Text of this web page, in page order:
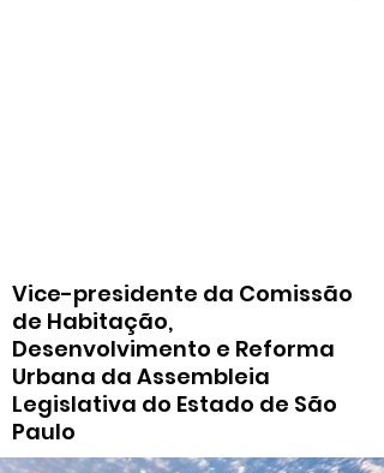
Vice-presidente da Comissão
de Habitação,
Desenvolvimento e Reforma
Urbana da Assembleia
Legislativa do Estado de São
Paulo